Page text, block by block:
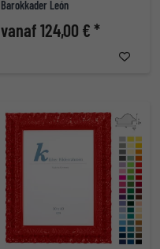
Barokkader León
vanaf 124,00 € *